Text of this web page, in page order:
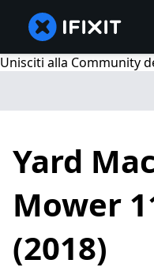
Unisciti alla Community
Yard
Mower
(2018)